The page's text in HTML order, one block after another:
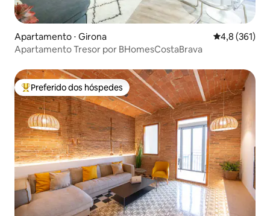
Apartamento ⋅ Girona 4,8 de uma
4,8 (361)
Apartamento Tresor por BHomesCostaBrava
Entre os melhores preferidos dos hóspedes
Preferido dos hóspedes